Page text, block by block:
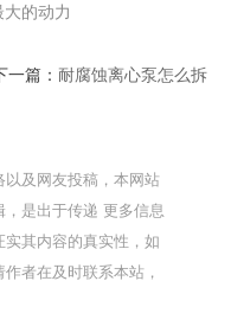
的动力
一篇： 耐腐蚀离心泵怎么拆
及网友投稿，本网站
是出于传递 更多信息
其内容的真实性，如
者在及时联系本站，